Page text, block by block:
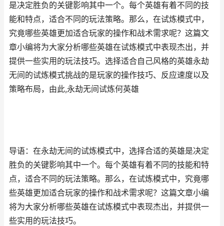
是决定胜负的关键影响其中一个。每个英雄有着不同的技
能和特点，适合不同的玩法策略。那么，在试炼模式中，
究竟哪些英雄更加适合玩家的操作和战术需求呢？这篇文
章小编将为大家分析哪些英雄在试炼模式中表现杰出，并
提供一些实用的玩法技巧。选择适合自己风格的英雄永劫
无间的试炼模式挑战的是玩家的操作技巧、反应速度以及
策略布局，由此,永劫无间试炼何英雄
导语：在永劫无间的试炼模式中，选择合适的英雄是决定
胜负的关键影响其中一个。每个英雄有着不同的技能和特
点，适合不同的玩法策略。那么，在试炼模式中，究竟哪
些英雄更加适合玩家的操作和战术需求呢？这篇文章小编
将为大家分析哪些英雄在试炼模式中表现杰出，并提供一
些实用的玩法技巧。